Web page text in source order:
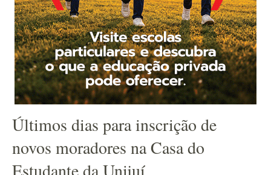
Últimos dias para inscrição de
novos moradores na Casa do
Estudante da Unijuí